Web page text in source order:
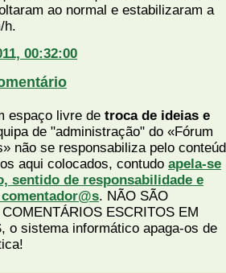
ao normal e estabilizaram a
h.
00:32:00
espaço livre de troca de ideias e
de "administração" do «Fórum
não se responsabiliza pelo
aqui colocados, contudo apela-se
sentido de responsabilidade e
. NÃO SÃO
ESCRITOS EM
o sistema informático apaga-os de